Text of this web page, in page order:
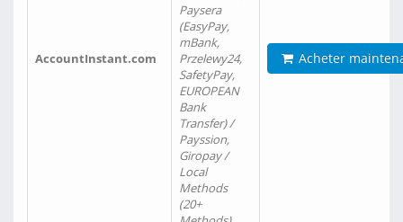
AccountInstant.com
Paysera
(EasyPay,
mBank,
Przelewy24,
SafetyPay,
EUROPEAN
Bank
Transfer) /
Payssion,
Giropay /
Local
Methods
(20+
Acheter